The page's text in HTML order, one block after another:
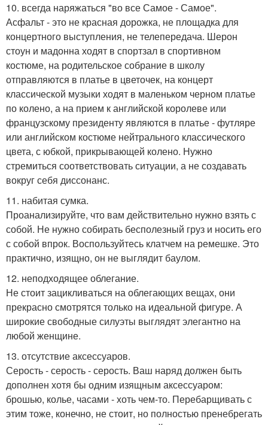
10. всегда наряжаться "во все Самое - Самое".
Асфальт - это не красная дорожка, не площадка для
концертного выступления, не телепередача. Шерон
стоун и мадонна ходят в спортзал в спортивном
костюме, на родительское собрание в школу
отправляются в платье в цветочек, на концерт
классической музыки ходят в маленьком черном платье
по колено, а на прием к английской королеве или
французскому президенту являются в платье - футляре
или английском костюме нейтрального классического
цвета, с юбкой, прикрывающей колено. Нужно
стремиться соответствовать ситуации, а не создавать
вокруг себя диссонанс.
11. набитая сумка.
Проанализируйте, что вам действительно нужно взять с
собой. Не нужно собирать бесполезный груз и носить его
с собой впрок. Воспользуйтесь клатчем на ремешке. Это
практично, изящно, он не выглядит баулом.
12. неподходящее облегание.
Не стоит зацикливаться на облегающих вещах, они
прекрасно смотрятся только на идеальной фигуре. А
широкие свободные силуэты выглядят элегантно на
любой женщине.
13. отсутствие аксессуаров.
Серость - серость - серость. Ваш наряд должен быть
дополнен хотя бы одним изящным аксессуаром:
брошью, колье, часами - хоть чем-то. Перебарщивать с
этим тоже, конечно, не стоит, но полностью пренебрегать